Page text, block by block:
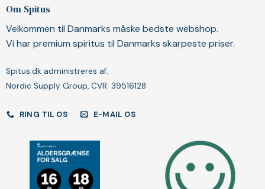
Om Spitus
Velkommen til Danmarks måske bedste webshop.
Vi har premium spiritus til Danmarks skarpeste priser.
Spitus.dk administreres af:
Nordic Supply Group, CVR: 39516128
RING TIL OS E-MAIL OS